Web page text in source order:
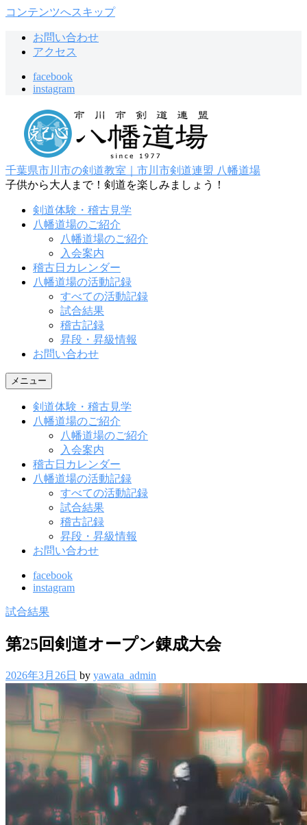
コンテンツへスキップ
お問い合わせ
アクセス
facebook
instagram
千葉県市川市の剣道教室｜市川市剣道連盟 八幡道場
子供から大人まで！剣道を楽しみましょう！
剣道体験・稽古見学
八幡道場のご紹介
八幡道場のご紹介
入会案内
稽古日カレンダー
八幡道場の活動記録
すべての活動記録
試合結果
稽古記録
昇段・昇級情報
お問い合わせ
メニュー
剣道体験・稽古見学
八幡道場のご紹介
八幡道場のご紹介
入会案内
稽古日カレンダー
八幡道場の活動記録
すべての活動記録
試合結果
稽古記録
昇段・昇級情報
お問い合わせ
facebook
instagram
試合結果
第25回剣道オープン錬成大会
2026年3月26日 by yawata_admin